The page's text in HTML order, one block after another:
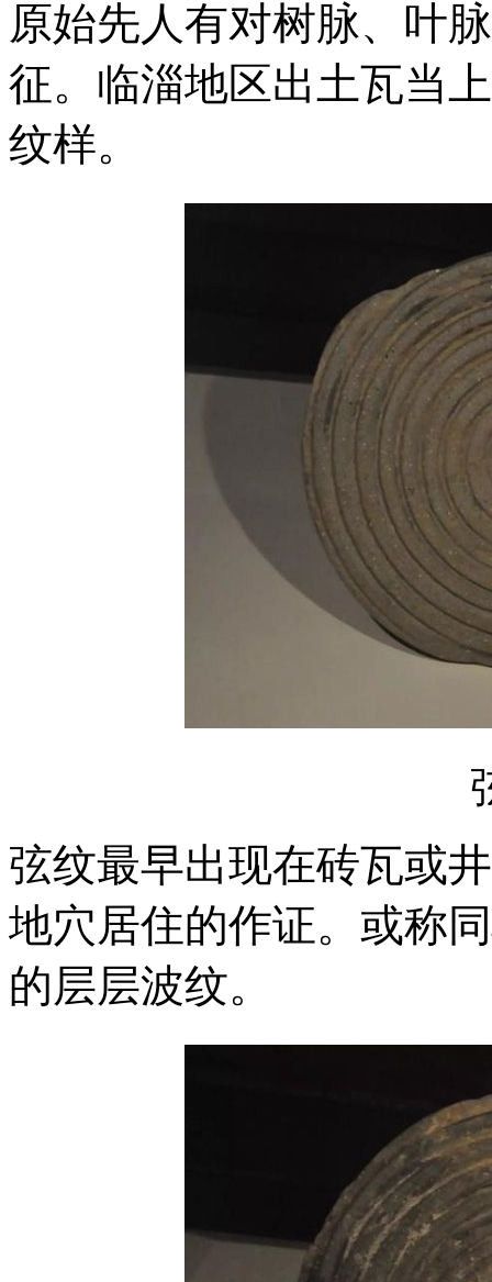
原始先人有对树脉、叶
征。临淄地区出土瓦当
纹样。
弦纹最早出现在砖瓦或
地穴居住的作证。或称
的层层波纹。